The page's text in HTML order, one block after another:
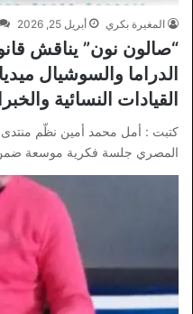
المغيرة بكري أبريل 25, 2026
“صالون نون” يناقش
الدراما والسوشيال
القيادات النسائية
كتبت : أمل محمد أمين نظّم منتدى
المصري جلسة فكرية موسعة ضمن